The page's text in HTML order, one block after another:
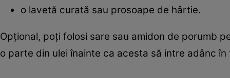
o lavetă curată sau prosoape de hârtie.
Opțional, poți folosi sare sau amidon de porumb
o parte din ulei înainte ca acesta să intre adânc în